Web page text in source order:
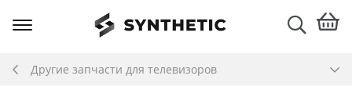
Другие запчасти для телевизоров